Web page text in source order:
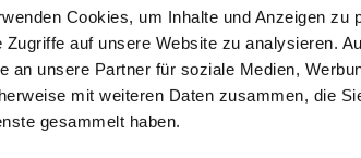
Cookies, um Inhalte und Anzeigen
Zugriffe auf unsere Website zu analysieren.
an unsere Partner für soziale Medien,
mit weiteren Daten zusammen, die
gesammelt haben.
als auch erfahrenen Anglern gerecht
Angelgeräten. Diese Services tragen